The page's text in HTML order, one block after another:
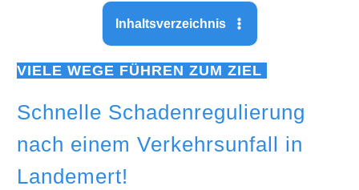
Inhaltsverzeichnis
VIELE WEGE FÜHREN ZUM ZIEL
Schnelle Schadenregulierung
nach einem Verkehrsunfall in
Landemert!